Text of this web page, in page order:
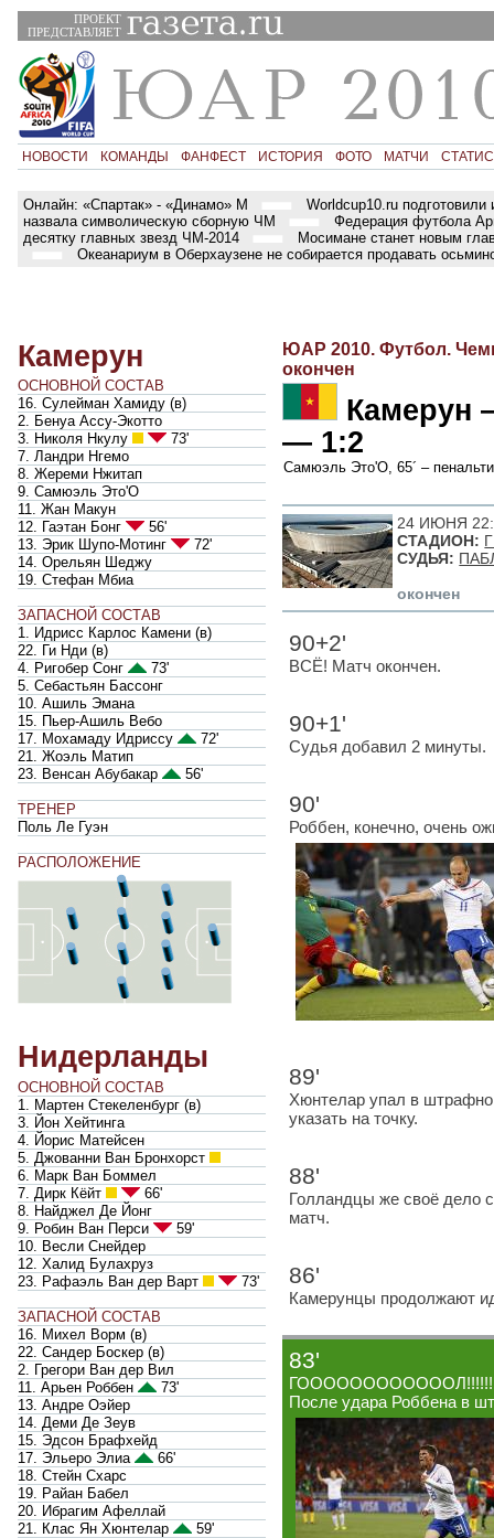
ПРОЕКТ
ПРЕДСТАВЛЯЕТ
НОВОСТИ КОМАНДЫ ФАНФЕСТ ИСТОРИЯ ФОТО МАТЧИ
Онлайн: «Спартак» - «Динамо» М
Worldcup10.ru подготовили
назвала символическую сборную ЧМ
Федерация футбола
десятку главных звезд ЧМ-2014
Мосимане станет новым
Океанариум в Оберхаузене не собирается продавать
Камерун
ОСНОВНОЙ СОСТАВ
16. Сулейман Хамиду (в)
2. Бенуа Ассу-Экотто
3. Николя Нкулу
73'
7. Ландри Нгемо
8. Жереми Нжитап
9. Самюэль Это'О
11. Жан Макун
12. Гаэтан Бонг
56'
13. Эрик Шупо-Мотинг
72'
14. Орельян Шеджу
19. Стефан Мбиа
ЗАПАСНОЙ СОСТАВ
1. Идрисс Карлос Камени (в)
22. Ги Нди (в)
4. Ригобер Сонг
73'
5. Себастьян Бассонг
10. Ашиль Эмана
15. Пьер-Ашиль Вебо
17. Мохамаду Идриссу
72'
21. Жоэль Матип
23. Венсан Абубакар
56'
ТРЕНЕР
Поль Ле Гуэн
РАСПОЛОЖЕНИЕ
Нидерланды
ОСНОВНОЙ СОСТАВ
1. Мартен Стекеленбург (в)
3. Йон Хейтинга
4. Йорис Матейсен
5. Джованни Ван Бронхорст
6. Марк Ван Боммел
7. Дирк Кёйт
66'
8. Найджел Де Йонг
9. Робин Ван Перси
59'
10. Весли Снейдер
12. Халид Булахруз
23. Рафаэль Ван дер Варт
73'
ЗАПАСНОЙ СОСТАВ
16. Михел Ворм (в)
22. Сандер Боскер (в)
2. Грегори Ван дер Вил
11. Арьен Роббен
73'
13. Андре Оэйер
14. Деми Де Зеув
15. Эдсон Брафхейд
17. Эльеро Элиа
66'
18. Стейн Схарс
19. Райан Бабел
20. Ибрагим Афеллай
21. Клас Ян Хюнтелар
59'
ЮАР 2010. Футбол.
окончен
Камерун
— 1:2
Самюэль Это'О, 65´ –
24 ИЮНЯ
СТАДИОН:
СУДЬЯ:
окончен
90+2'
ВСЁ! Матч окончен.
90+1'
Судья добавил 2 минуты.
90'
Роббен, конечно, очень
89'
Хюнтелар упал в
указать на точку.
88'
Голландцы же своё дело
матч.
86'
Камерунцы продолжают
83'
После удара Роббена в